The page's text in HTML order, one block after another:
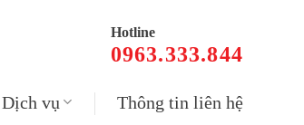
Dịch vụ Thông tin liên hệ
Hotline
0963.333.844